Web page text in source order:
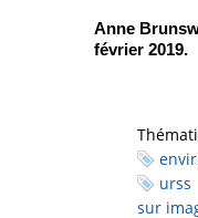
Anne
février 2019.
urss
sur